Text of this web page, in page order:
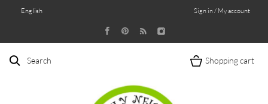
English Sign in / My account
Search Shopping cart